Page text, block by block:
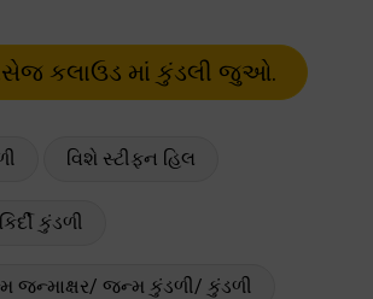
વિશે સ્ટીફન હિલ
કુંડળી
જન્માક્ષર/ જન્મ કુંડળી/ કુંડળી